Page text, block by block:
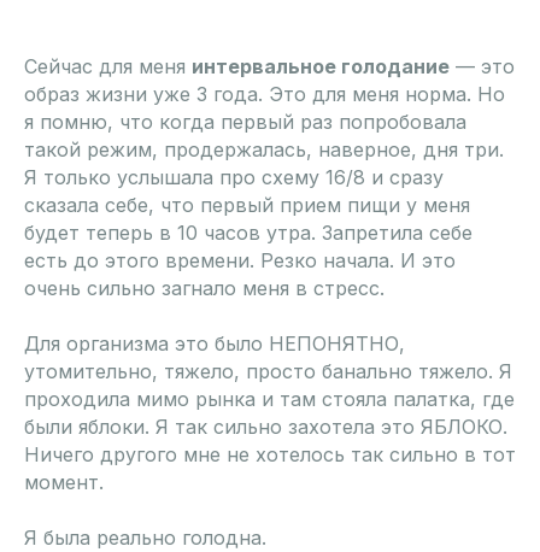
Сейчас для меня интервальное голодание — это
образ жизни уже 3 года. Это для меня норма. Но
я помню, что когда первый раз попробовала
такой режим, продержалась, наверное, дня три.
Я только услышала про схему 16/8 и сразу
сказала себе, что первый прием пищи у меня
будет теперь в 10 часов утра. Запретила себе
есть до этого времени. Резко начала. И это
очень сильно загнало меня в стресс.
Для организма это было НЕПОНЯТНО,
утомительно, тяжело, просто банально тяжело. Я
проходила мимо рынка и там стояла палатка, где
были яблоки. Я так сильно захотела это ЯБЛОКО.
Ничего другого мне не хотелось так сильно в тот
момент.
Я была реально голодна.